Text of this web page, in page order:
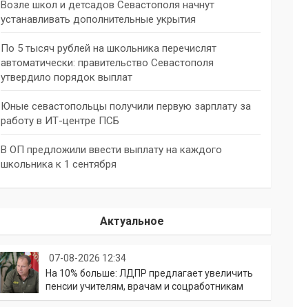
Возле школ и детсадов Севастополя начнут
устанавливать дополнительные укрытия
По 5 тысяч рублей на школьника перечислят
автоматически: правительство Севастополя
утвердило порядок выплат
Юные севастопольцы получили первую зарплату за
работу в ИТ-центре ПСБ
В ОП предложили ввести выплату на каждого
школьника к 1 сентября
Актуальное
07-08-2026 12:34
На 10% больше: ЛДПР предлагает увеличить
пенсии учителям, врачам и соцработникам